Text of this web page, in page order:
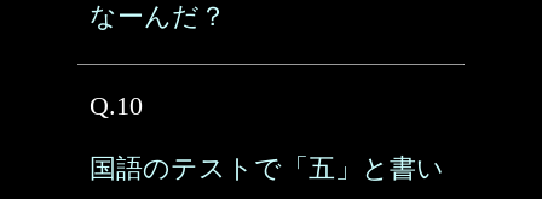
なーんだ？
Q.10
国語のテストで「五」と書い